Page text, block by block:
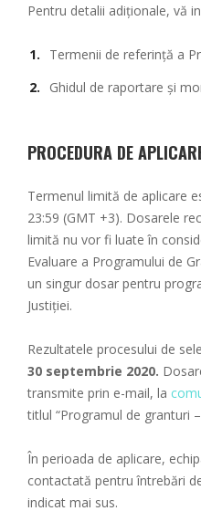
Pentru detalii adiționale, vă
Termenii de referință a
Ghidul de raportare și
PROCEDURA DE
Termenul limită de aplicare
23:59 (GMT +3). Dosarele
limită nu vor fi luate în
Evaluare a Programului de
un singur dosar pentru
Justiției.
Rezultatele procesului de
30 septembrie 2020.
transmite prin e-mail, la
titlul “Programul de granturi
În perioada de aplicare,
contactată pentru întrebări
indicat mai sus.